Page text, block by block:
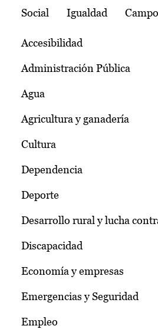
Social Igualdad Campo
Accesibilidad
Administración Pública
Agua
Agricultura y ganadería
Cultura
Dependencia
Deporte
Desarrollo rural y lucha
Discapacidad
Economía y empresas
Emergencias y Seguridad
Empleo